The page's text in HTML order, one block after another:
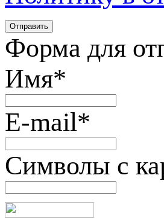
Форма для
Имя*
E-mail*
Символы с